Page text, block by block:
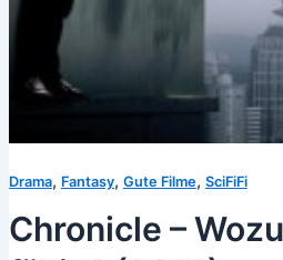
Drama, Fantasy, Gute Filme, SciFiFi
Chronicle –